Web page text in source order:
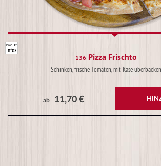
136Pizza Frischto
Schinken, frische Tomaten, mit Käse überbacken
ab 11,70 €